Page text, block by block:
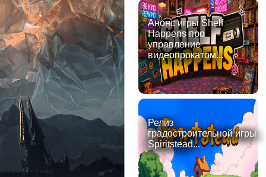
Анонс игры Shelf
Happens про
управление
видеопрокатом...
Релиз
градостроительной игры
Spiritstead...